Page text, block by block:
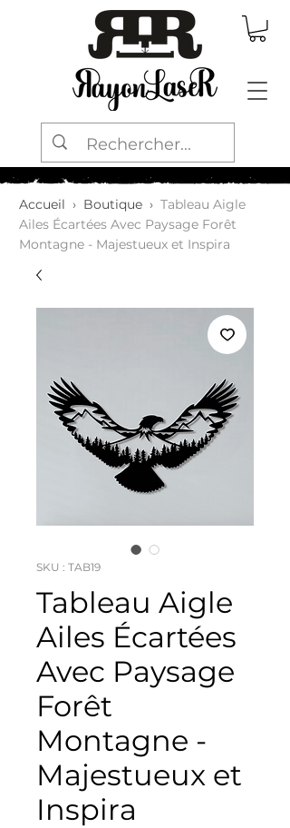
Accueil › Boutique › Tableau Aigle
Ailes Écartées Avec Paysage Forêt
Montagne - Majestueux et Inspira
SKU : TAB19
Tableau Aigle
Ailes Écartées
Avec Paysage
Forêt
Montagne -
Majestueux et
Inspira